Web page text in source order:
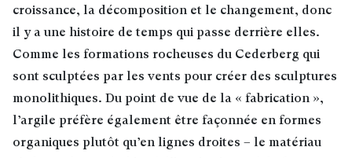
croissance, la décomposition et le changement, donc
il y a une histoire de temps qui passe derrière elles.
Comme les formations rocheuses du Cederberg qui
sont sculptées par les vents pour créer des sculptures
monolithiques. Du point de vue de la « fabrication »,
l’argile préfère également être façonnée en formes
organiques plutôt qu’en lignes droites – le matériau